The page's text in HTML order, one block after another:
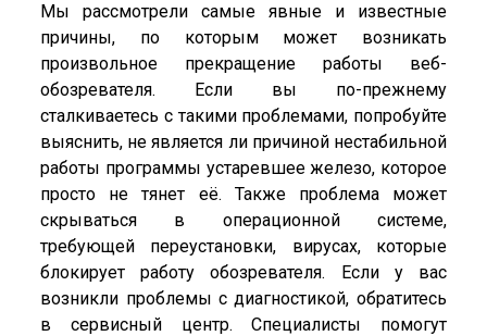
Мы рассмотрели самые явные и известные
причины, по которым может возникать
произвольное прекращение работы веб-
обозревателя. Если вы по-прежнему
сталкиваетесь с такими проблемами, попробуйте
выяснить, не является ли причиной нестабильной
работы программы устаревшее железо, которое
просто не тянет её. Также проблема может
скрываться в операционной системе,
требующей переустановки, вирусах, которые
блокирует работу обозревателя. Если у вас
возникли проблемы с диагностикой, обратитесь
в сервисный центр. Специалисты помогут